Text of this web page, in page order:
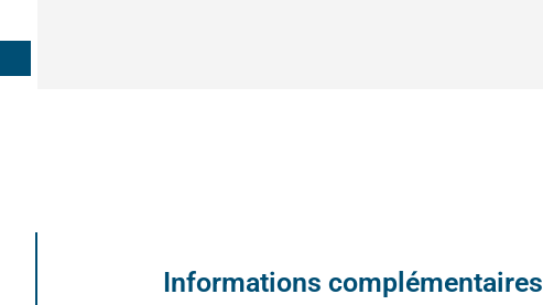
Informations complémentaires